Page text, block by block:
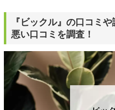
『ビックル』の口コミ
悪い口コミを調査！